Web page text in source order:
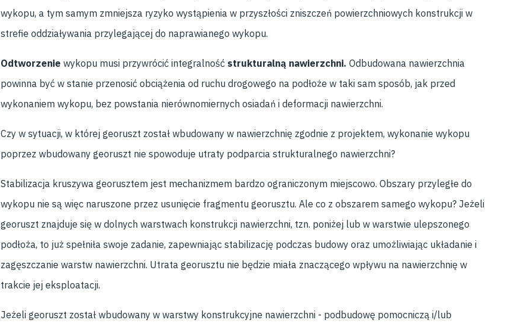
wykopu, a tym samym zmniejsza ryzyko wystąpienia w przyszłości zniszczeń powierzchniowych konstrukcji w
strefie oddziaływania przylegającej do naprawianego wykopu.
Odtworzenie wykopu musi przywrócić integralność strukturalną nawierzchni. Odbudowana nawierzchnia
powinna być w stanie przenosić obciążenia od ruchu drogowego na podłoże w taki sam sposób, jak przed
wykonaniem wykopu, bez powstania nierównomiernych osiadań i deformacji nawierzchni.
Czy w sytuacji, w której georuszt został wbudowany w nawierzchnię zgodnie z projektem, wykonanie wykopu
poprzez wbudowany georuszt nie spowoduje utraty podparcia strukturalnego nawierzchni?
Stabilizacja kruszywa georusztem jest mechanizmem bardzo ograniczonym miejscowo. Obszary przyległe do
wykopu nie są więc naruszone przez usunięcie fragmentu georusztu. Ale co z obszarem samego wykopu? Jeżeli
georuszt znajduje się w dolnych warstwach konstrukcji nawierzchni, tzn. poniżej lub w warstwie ulepszonego
podłoża, to już spełniła swoje zadanie, zapewniając stabilizację podczas budowy oraz umożliwiając układanie i
zagęszczanie warstw nawierzchni. Utrata georusztu nie będzie miała znaczącego wpływu na nawierzchnię w
trakcie jej eksploatacji.
Jeżeli georuszt został wbudowany w warstwy konstrukcyjne nawierzchni - podbudowę pomocniczą i/lub